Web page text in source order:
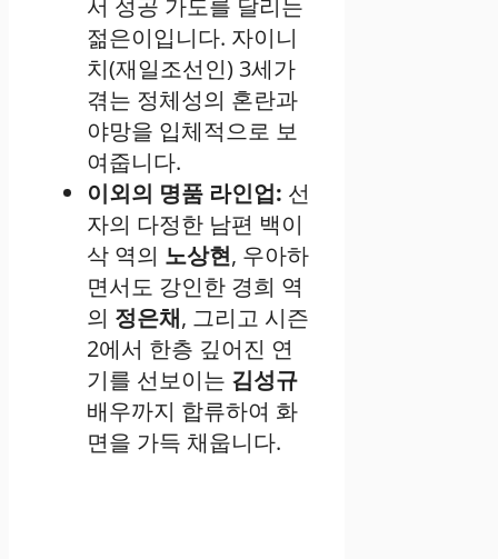
서 성공 가도를 달리는
젊은이입니다. 자이니
치(재일조선인) 3세가
겪는 정체성의 혼란과
야망을 입체적으로 보
여줍니다.
이외의 명품 라인업: 선
자의 다정한 남편 백이
삭 역의 노상현, 우아하
면서도 강인한 경희 역
의 정은채, 그리고 시즌
2에서 한층 깊어진 연
기를 선보이는 김성규
배우까지 합류하여 화
면을 가득 채웁니다.